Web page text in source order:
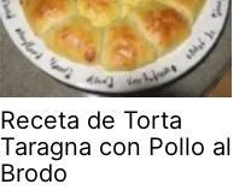
Receta de Torta
Taragna con Pollo al
Brodo